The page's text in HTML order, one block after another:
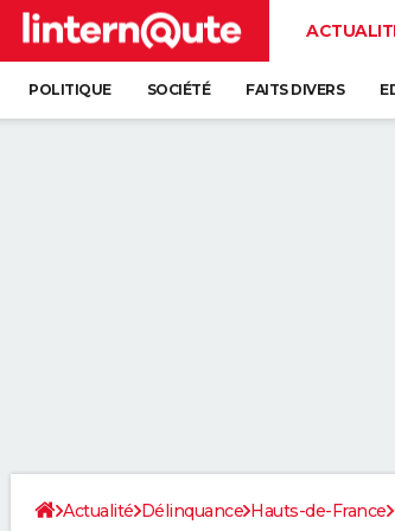
POLITIQUE SOCIÉTÉ FAITS DIVERS
Actualité Délinquance Hauts-de-France